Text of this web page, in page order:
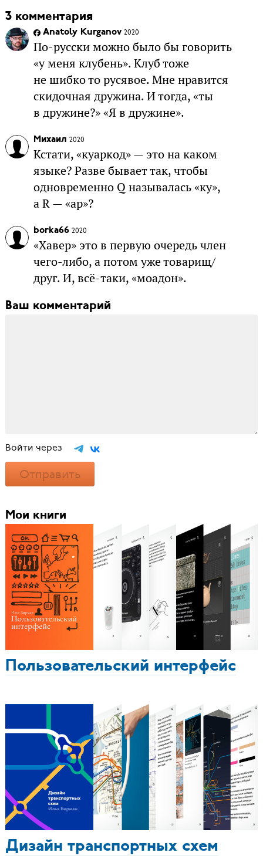
3 комментария
Anatoly Kurganov 2020
По-русски можно было бы говорить
«у меня клубень». Клуб тоже
не шибко то русявое. Мне нравится
скидочная дружина. И тогда, «ты
в дружине?» «Я в дружине».
Михаил 2020
Кстати, «куаркод» — это на каком
языке? Разве бывает так, чтобы
одновременно Q называлась «ку»,
а R — «ар»?
borka66 2020
«Хавер» это в первую очередь член
чего-либо, а потом уже товарищ/
друг. И, всё-таки, «моадон».
Ваш комментарий
Войти через
Отправить
Мои книги
Пользовательский интерфейс
Дизайн транспортных схем